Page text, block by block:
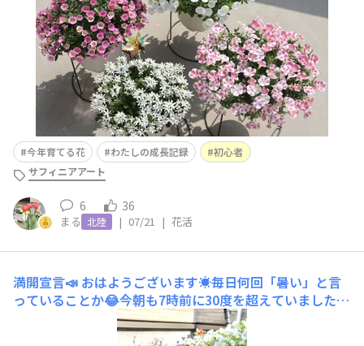
今年育てる花 わたしの成長記録
初心者
サフィニアアート
6 36
まる 北陸 | 07/21 | 花活
満開宣言📣 おはようございます☀️毎日何回「暑い」と言
っていることか😂今朝も7時前に30度を超えていました🥵
さて、ミリオンベル アンティークピーチ満開宣言です📣
6/13 切り戻し前6/13 切り戻し後今週中に2回目の切り戻